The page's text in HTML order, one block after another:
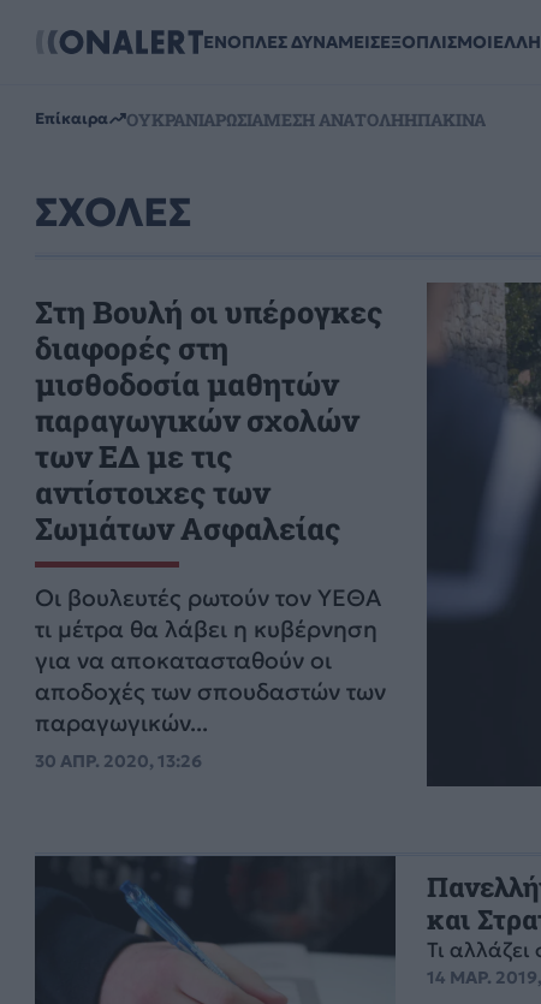
ΕΝΟΠΛΕΣ ΔΥΝΑΜΕΙΣΕΞΟΠΛΙΣΜΟΙ
Επίκαιρα ΟΥΚΡΑΝΙΑΡΩΣΙΑΜΕΣΗ ΑΝΑΤΟΛΗΗΠΑΚΙΝΑ
ΣΧΟΛΕΣ
Στη Βουλή οι υπέρογκες
διαφορές στη
μισθοδοσία μαθητών
παραγωγικών σχολών
των ΕΔ με τις
αντίστοιχες των
Σωμάτων Ασφαλείας
Οι βουλευτές ρωτούν τον ΥΕΘΑ
τι μέτρα θα λάβει η κυβέρνηση
για να αποκατασταθούν οι
αποδοχές των σπουδαστών των
παραγωγικών...
30 ΑΠΡ. 2020, 13:26
και
Τι αλλάζει
14 ΜΑΡ.